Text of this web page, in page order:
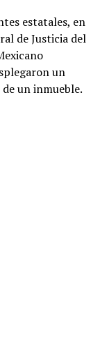
estatales, en
de Justicia del
un
un inmueble.